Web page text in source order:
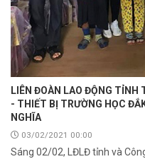
LIÊN ĐOÀN LAO ĐỘNG TỈNH
- THIẾT BỊ TRƯỜNG HỌC
NGHĨA
03/02/2021 00:00
Sáng 02/02, LĐLĐ tỉnh và